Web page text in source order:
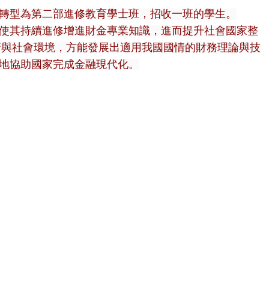
為第二部進修教育學士班，招收一班的學生。
其持續進修增進財金專業知識，進而提升社會國家整
社會環境，方能發展出適用我國國情的財務理論與技
助國家完成金融現代化。